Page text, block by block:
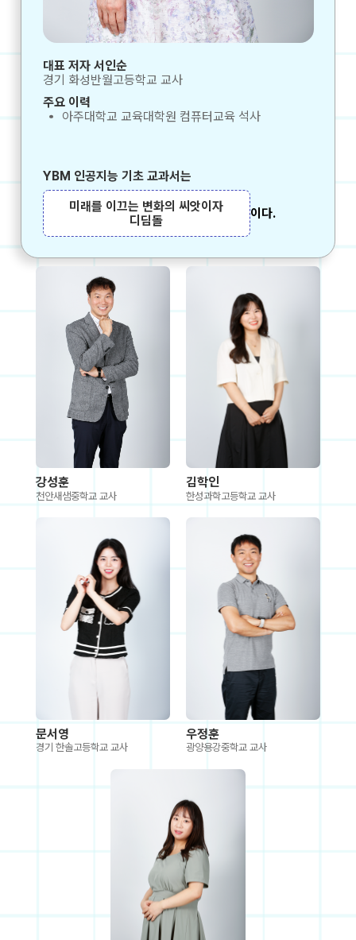
대표 저자 서인순
경기 화성반월고등학교 교사
주요 이력
아주대학교 교육대학원 컴퓨터교육 석사
YBM 인공지능 기초 교과서는
미래를 이끄는 변화의 씨앗이자
디딤돌
이다.
강성훈
천안새샘중학교 교사
김학인
한성과학고등학교 교사
문서영
경기 한솔고등학교 교사
우정훈
광양용강중학교 교사